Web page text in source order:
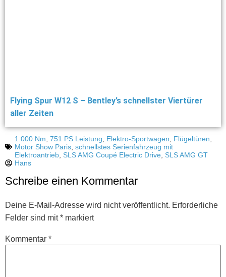
Flying Spur W12 S – Bentley’s schnellster Viertürer
aller Zeiten
1.000 Nm 751 PS Leistung Elektro-Sportwagen Flügeltüren
Motor Show Paris schnellstes Serienfahrzeug mit
Elektroantrieb SLS AMG Coupé Electric Drive SLS AMG GT
Hans
Schreibe einen Kommentar
Deine E-Mail-Adresse wird nicht veröffentlicht. Erforderliche
Felder sind mit* markiert
Kommentar *